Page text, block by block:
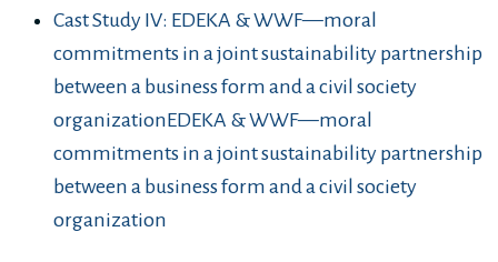
Cast Study IV: EDEKA & WWF—moral
commitments in a joint sustainability partnership
between a business form and a civil society
organizationEDEKA & WWF—moral
commitments in a joint sustainability partnership
between a business form and a civil society
organization